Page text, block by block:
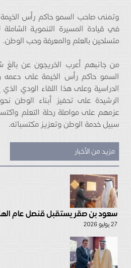
وتمنى صاحب السمو حاكم رأس الخيمة
في قيادة المسيرة التنموية الشاملة
متسلحين بالعلم والمعرفة وحب الوطن.
من جانبهم أعرب الخريجون عن
السمو حاكم رأس الخيمة على دعمه
الدراسية وعلى هذا اللقاء الودي
الرشيدة على تحفيز أبناء الوطن
عزمهم على مواصلة رحلة التعلم
سبيل خدمة الوطن وتعزيز مكتسباته.
مزيد من الأخبار
سعود بن صقر يستقبل قنصل عام
27 يوليو 2026